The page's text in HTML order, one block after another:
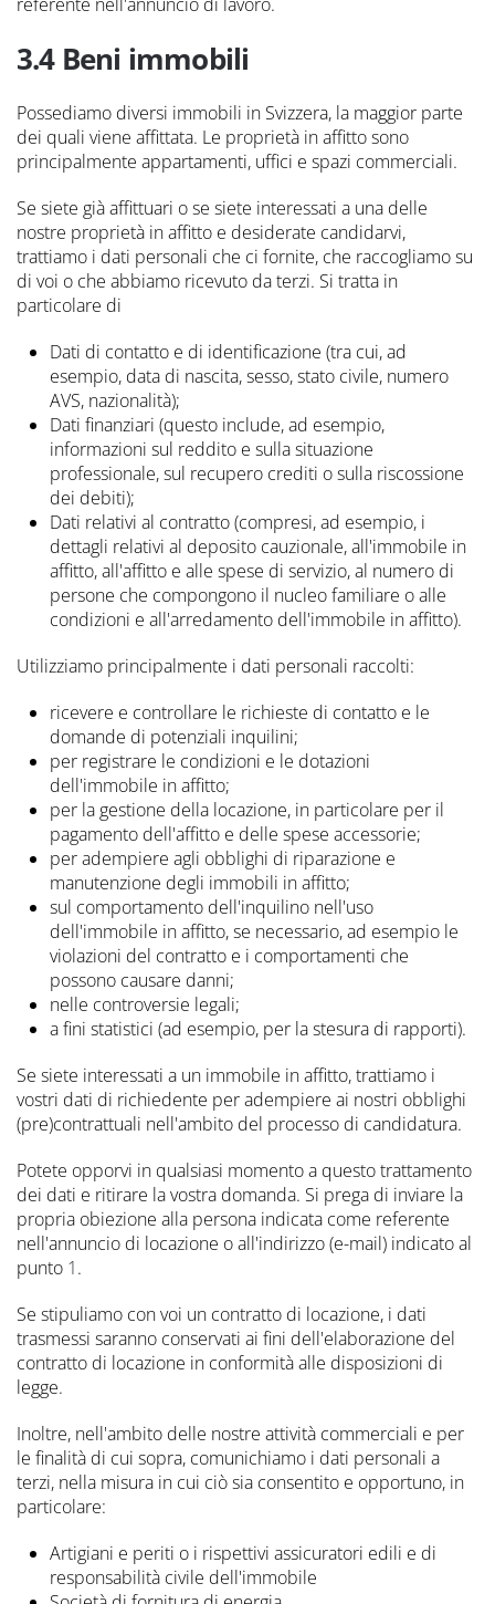
3.4 Beni immobili
Possediamo diversi immobili in Svizzera, la maggior parte
dei quali viene affittata. Le proprietà in affitto sono
principalmente appartamenti, uffici e spazi commerciali.
Se siete già affittuari o se siete interessati a una delle
nostre proprietà in affitto e desiderate candidarvi,
trattiamo i dati personali che ci fornite, che raccogliamo su
di voi o che abbiamo ricevuto da terzi. Si tratta in
particolare di
Dati di contatto e di identificazione (tra cui, ad
esempio, data di nascita, sesso, stato civile, numero
AVS, nazionalità);
Dati finanziari (questo include, ad esempio,
informazioni sul reddito e sulla situazione
professionale, sul recupero crediti o sulla riscossione
dei debiti);
Dati relativi al contratto (compresi, ad esempio, i
dettagli relativi al deposito cauzionale, all'immobile in
affitto, all'affitto e alle spese di servizio, al numero di
persone che compongono il nucleo familiare o alle
condizioni e all'arredamento dell'immobile in affitto).
Utilizziamo principalmente i dati personali raccolti:
ricevere e controllare le richieste di contatto e le
domande di potenziali inquilini;
per registrare le condizioni e le dotazioni
dell'immobile in affitto;
per la gestione della locazione, in particolare per il
pagamento dell'affitto e delle spese accessorie;
per adempiere agli obblighi di riparazione e
manutenzione degli immobili in affitto;
sul comportamento dell'inquilino nell'uso
dell'immobile in affitto, se necessario, ad esempio le
violazioni del contratto e i comportamenti che
possono causare danni;
nelle controversie legali;
a fini statistici (ad esempio, per la stesura di rapporti).
Se siete interessati a un immobile in affitto, trattiamo i
vostri dati di richiedente per adempiere ai nostri obblighi
(pre)contrattuali nell'ambito del processo di candidatura.
Potete opporvi in qualsiasi momento a questo trattamento
dei dati e ritirare la vostra domanda. Si prega di inviare la
propria obiezione alla persona indicata come referente
nell'annuncio di locazione o all'indirizzo (e-mail) indicato al
punto 1.
Se stipuliamo con voi un contratto di locazione, i dati
trasmessi saranno conservati ai fini dell'elaborazione del
contratto di locazione in conformità alle disposizioni di
legge.
Inoltre, nell'ambito delle nostre attività commerciali e per
le finalità di cui sopra, comunichiamo i dati personali a
terzi, nella misura in cui ciò sia consentito e opportuno, in
particolare:
Artigiani e periti o i rispettivi assicuratori edili e di
responsabilità civile dell'immobile